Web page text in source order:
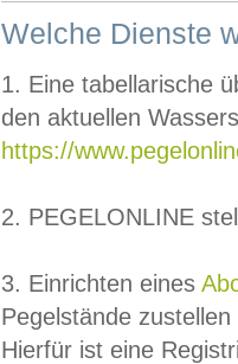
Welche Dienste
1. Eine tabellarische
den aktuellen
https://
2. PEGELONLINE
3. Einrichten eines
Pegelstände
Hierfür ist eine